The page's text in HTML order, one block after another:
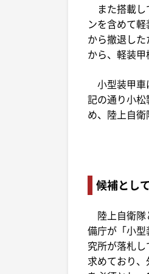
また搭載し
ンを含めて
から撤退し
から、軽装
小型装甲車
記の通り小
め、陸上自
候補とし
陸上自衛隊
備庁が「小
究所が落札
求めており